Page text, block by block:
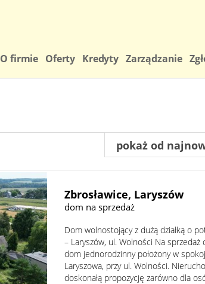
O firmie Oferty Kredyty Zarządzanie
pokaż od
Zbrosławice, Laryszów
dom na sprzedaż
Dom wolnostojący z dużą działką o
– Laryszów, ul. Wolności Na
dom jednorodzinny położony w
Laryszowa, przy ul. Wolności.
doskonałą propozycję zarówno dla